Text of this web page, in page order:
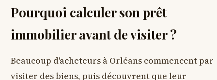
Pourquoi calculer son prêt
immobilier avant de visiter ?
Beaucoup d'acheteurs à Orléans commencent par
visiter des biens, puis découvrent que leur